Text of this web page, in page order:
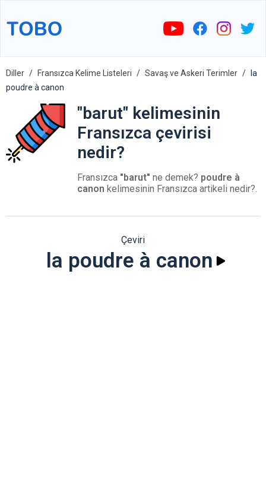
Diller Fransızca Kelime Listeleri Savaş ve Askeri Terimler
la
poudre à canon
"barut" kelimesinin
Fransızca çevirisi
nedir?
Fransızca "barut" ne demek? poudre à
canon kelimesinin Fransızca artikeli nedir?.
Çeviri
la poudre à canon